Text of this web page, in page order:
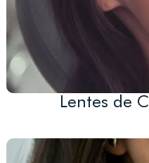
Lentes de